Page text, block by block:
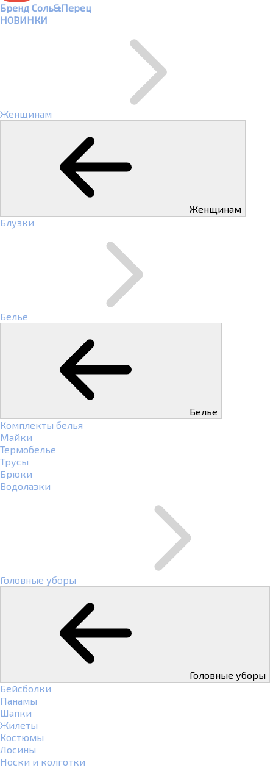
Бренд Соль&Перец
НОВИНКИ
Женщинам
Женщинам
Блузки
Белье
Белье
Комплекты белья
Майки
Термобелье
Трусы
Брюки
Водолазки
Головные уборы
Головные уборы
Бейсболки
Панамы
Шапки
Жилеты
Костюмы
Лосины
Носки и колготки